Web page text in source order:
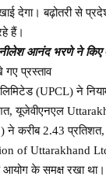
देगा। बढ़ोतरी से
हैं।
नीलेश आनंद भरणे ने
प्रस्ताव
लिमिटेड (UPCL) ने
यूजेवीएनएल
करीब 2.43
of Uttarakhand
आयोग के समक्ष रखा था।